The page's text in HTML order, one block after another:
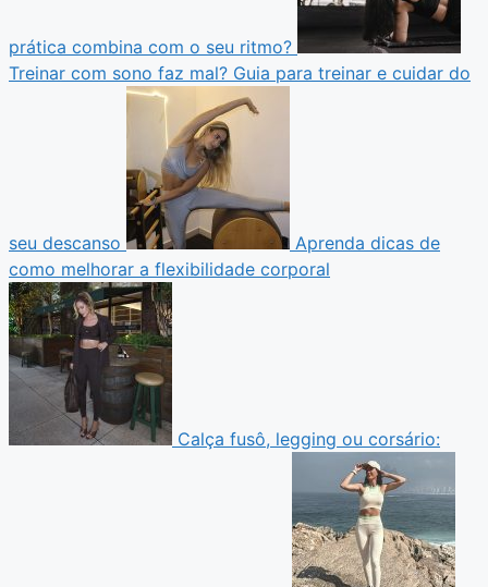
prática combina com o seu ritmo?
Treinar com sono faz mal? Guia para treinar e cuidar do
seu descanso
Aprenda dicas de
como melhorar a flexibilidade corporal
Calça fusô, legging ou corsário: